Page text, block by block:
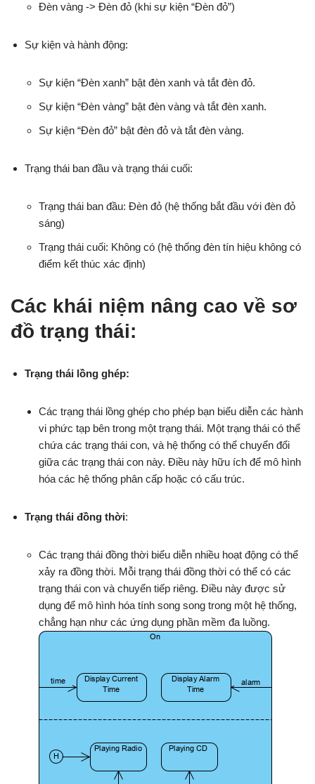
Đèn vàng -> Đèn đỏ (khi sự kiện “Đèn đỏ”)
Sự kiện và hành động:
Sự kiện “Đèn xanh” bật đèn xanh và tắt đèn đỏ.
Sự kiện “Đèn vàng” bật đèn vàng và tắt đèn xanh.
Sự kiện “Đèn đỏ” bật đèn đỏ và tắt đèn vàng.
Trạng thái ban đầu và trạng thái cuối:
Trạng thái ban đầu: Đèn đỏ (hệ thống bắt đầu với đèn đỏ
sáng)
Trạng thái cuối: Không có (hệ thống đèn tín hiệu không có
điểm kết thúc xác định)
Các khái niệm nâng cao về sơ
đồ trạng thái:
Trạng thái lồng ghép:
Các trạng thái lồng ghép cho phép bạn biểu diễn các hành
vi phức tạp bên trong một trạng thái. Một trạng thái có thể
chứa các trạng thái con, và hệ thống có thể chuyển đổi
giữa các trạng thái con này. Điều này hữu ích để mô hình
hóa các hệ thống phân cấp hoặc có cấu trúc.
Trạng thái đồng thời:
Các trạng thái đồng thời biểu diễn nhiều hoạt động có thể
xảy ra đồng thời. Mỗi trạng thái đồng thời có thể có các
trạng thái con và chuyển tiếp riêng. Điều này được sử
dụng để mô hình hóa tính song song trong một hệ thống,
chẳng hạn như các ứng dụng phần mềm đa luồng.